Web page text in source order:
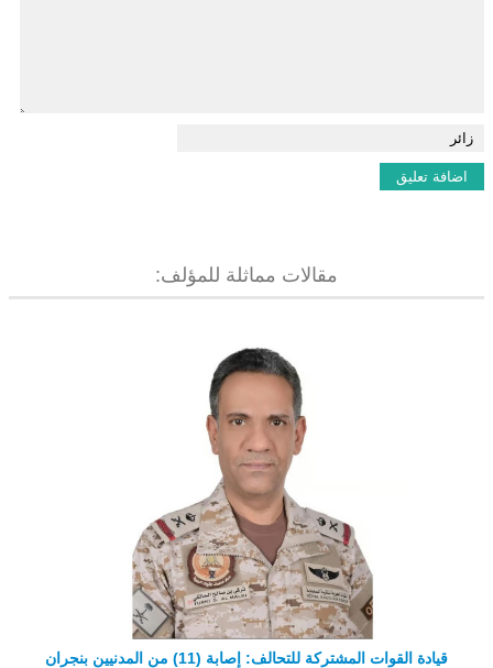
مقالات مماثلة للمؤلف:
قيادة القوات المشتركة للتحالف: إصابة (11) من المدنيين بنجران